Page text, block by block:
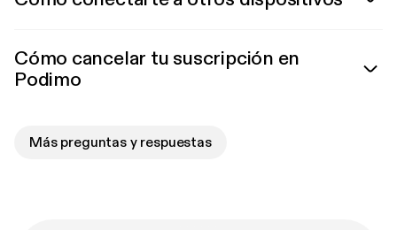
Cómo cancelar tu suscripción en
Podimo
Más preguntas y respuestas